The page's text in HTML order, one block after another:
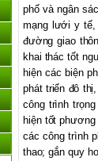
phố và ngân
mạng lưới y tế,
đường giao
khai thác tốt
hiện các biện
phát triển đô
công trình
hiện tốt
các công trình
thao; gắn quy